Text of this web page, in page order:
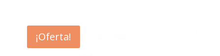
desde
hasta
¡Oferta!